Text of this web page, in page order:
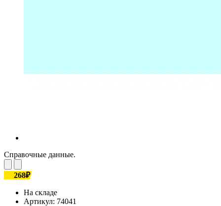
Справочные данные.
268₽
На складе
Артикул: 74041